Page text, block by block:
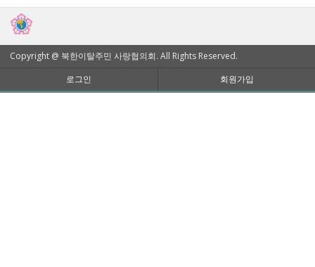
Copyright @ 북한이탈주민 사랑협의회. All Rights Reserved.
로그인
회원가입